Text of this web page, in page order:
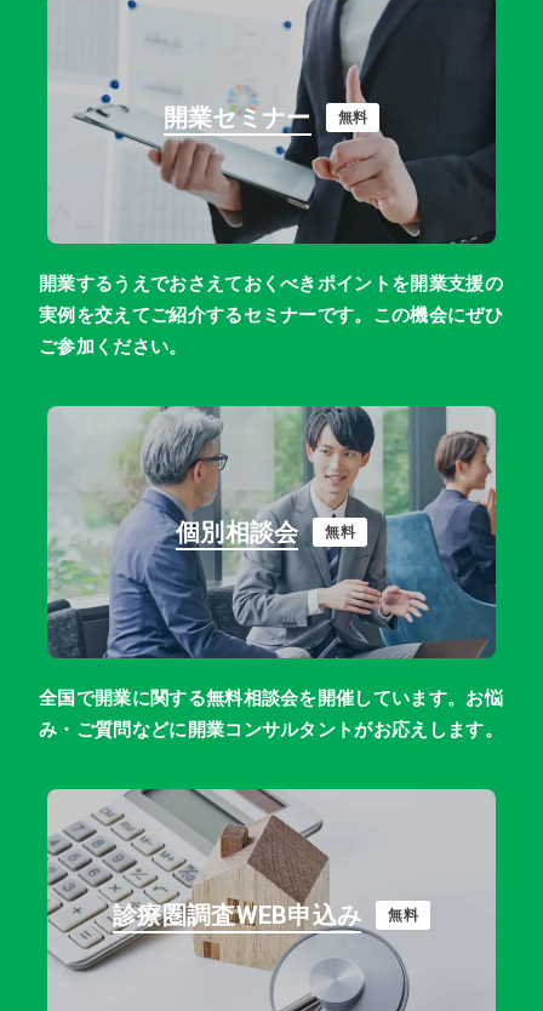
開業セミナー 無料
開業するうえでおさえておくべきポイントを開業支援の
実例を交えてご紹介するセミナーです。この機会にぜひ
ご参加ください。
個別相談会 無料
全国で開業に関する無料相談会を開催しています。お悩
み・ご質問などに開業コンサルタントがお応えします。
診療圏調査WEB申込み 無料